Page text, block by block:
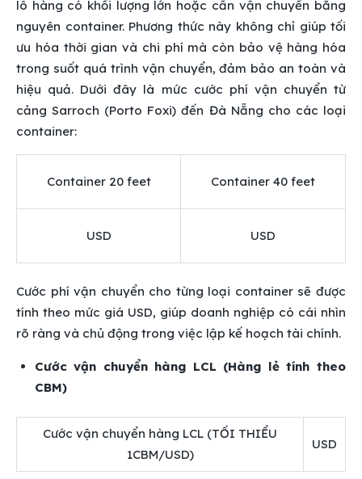
lô hàng có khối lượng lớn hoặc cần vận chuyển bằng
nguyên container. Phương thức này không chỉ giúp tối
ưu hóa thời gian và chi phí mà còn bảo vệ hàng hóa
trong suốt quá trình vận chuyển, đảm bảo an toàn và
hiệu quả. Dưới đây là mức cước phí vận chuyển từ
cảng Sarroch (Porto Foxi) đến Đà Nẵng cho các loại
container:
Container 20 feet Container 40 feet
USD USD
Cước phí vận chuyển cho từng loại container sẽ được
tính theo mức giá USD, giúp doanh nghiệp có cái nhìn
rõ ràng và chủ động trong việc lập kế hoạch tài chính.
Cước vận chuyển hàng LCL (Hàng lẻ tính theo
CBM)
Cước vận chuyển hàng LCL (TỐI THIỂU
1CBM/USD)
USD